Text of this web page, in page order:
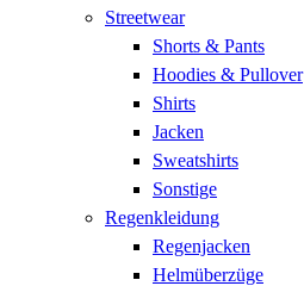
Streetwear
Shorts & Pants
Hoodies & Pullover
Shirts
Jacken
Sweatshirts
Sonstige
Regenkleidung
Regenjacken
Helmüberzüge